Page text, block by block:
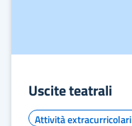
Uscite teatrali
Attività extracurricolari